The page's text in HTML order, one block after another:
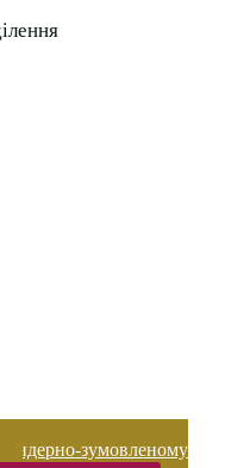
зумовленому